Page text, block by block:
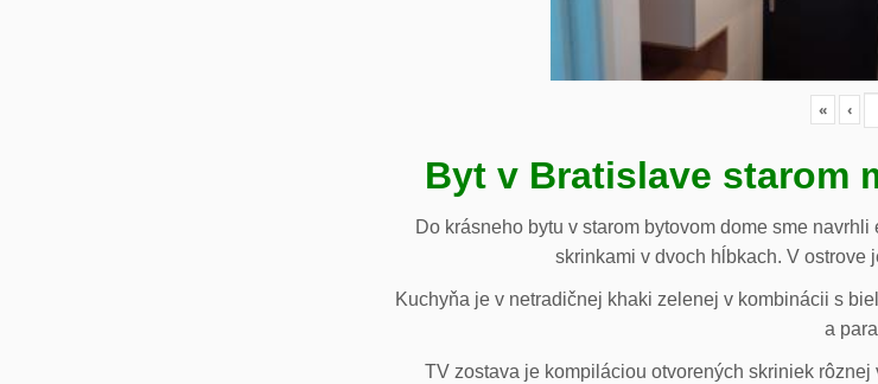
« ‹
Byt v Bratislave starom
Do krásneho bytu v starom bytovom dome sme
skrinkami v dvoch hĺbkach. V ostrove
Kuchyňa je v netradičnej khaki zelenej v kombinácii s
a
TV zostava je kompiláciou otvorených skriniek